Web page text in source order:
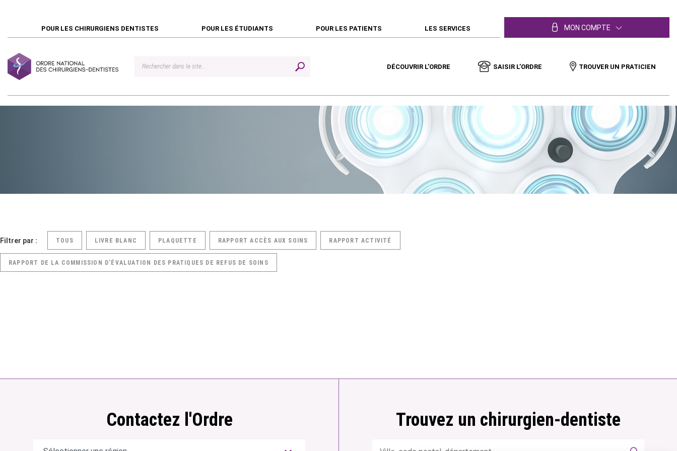
POUR LES CHIRURGIENS DENTISTES POUR LES ÉTUDIANTS POUR LES PATIENTS LES SERVICES MON COMPTE
DÉCOUVRIR L’ORDRE SAISIR L’ORDRE TROUVER UN PRATICIEN
Filtrer par : TOUS LIVRE BLANC PLAQUETTE RAPPORT ACCÈS AUX SOINS RAPPORT ACTIVITÉ
RAPPORT DE LA COMMISSION D’ÉVALUATION DES PRATIQUES DE REFUS DE SOINS
Contactez l'Ordre Trouvez un chirurgien-dentiste